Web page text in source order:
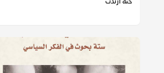
حنة أرندت